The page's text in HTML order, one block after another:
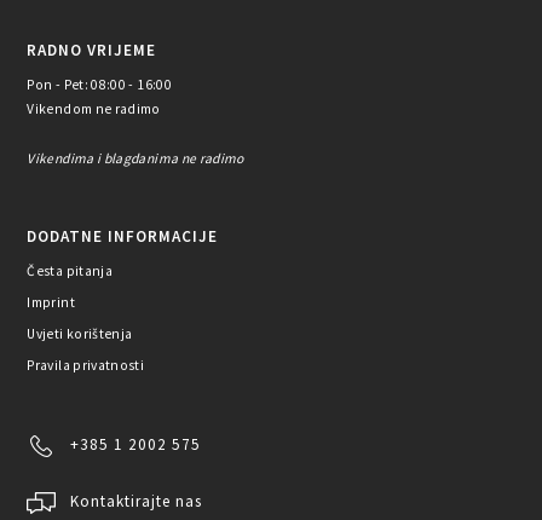
RADNO VRIJEME
Pon - Pet: 08:00 - 16:00
Vikendom ne radimo
Vikendima i blagdanima ne radimo
DODATNE INFORMACIJE
Česta pitanja
Imprint
Uvjeti korištenja
Pravila privatnosti
+385 1 2002 575
Kontaktirajte nas